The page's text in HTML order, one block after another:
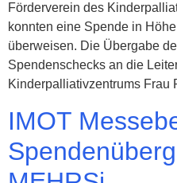
Förderverein des
konnten eine Spende in
überweisen. Die Übergabe
Spendenschecks an die
Kinderpalliativzentrums Frau
IMOT